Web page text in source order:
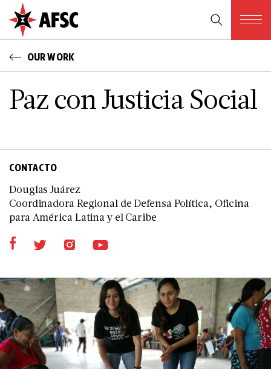
OUR WORK
Paz con Justicia Social
CONTACTO
Douglas Juárez
Coordinadora Regional de Defensa Política, Oficina
para América Latina y el Caribe